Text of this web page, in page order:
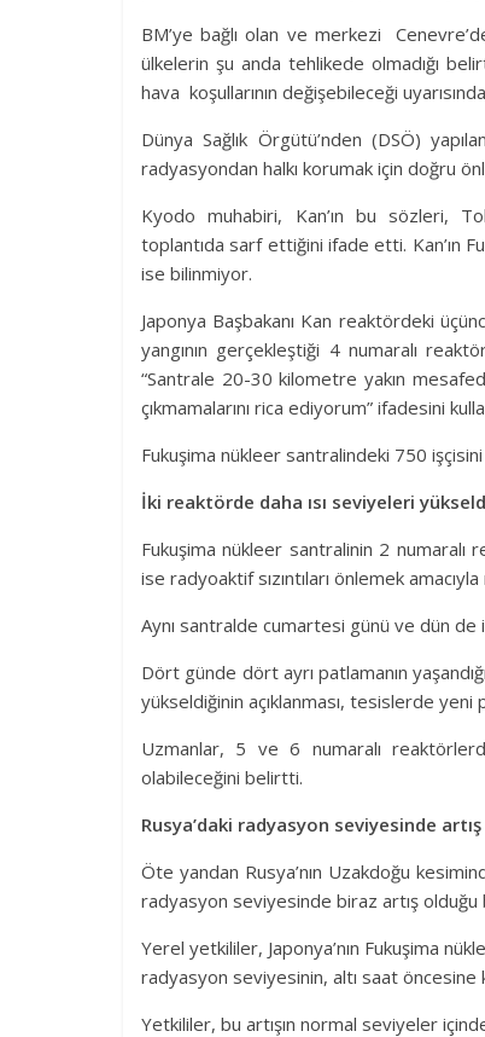
BM’ye bağlı olan ve merkezi
ülkelerin şu anda tehlikede olmadığı
hava koşullarının değişebileceği
Dünya Sağlık Örgütü’nden (DSÖ)
radyasyondan halkı korumak için doğru
Kyodo muhabiri, Kan’ın bu sözleri,
toplantıda sarf ettiğini ifade etti. Kan’ın
ise bilinmiyor.
Japonya Başbakanı Kan reaktördeki
yangının gerçekleştiği 4 numaralı
“Santrale 20-30 kilometre yakın
çıkmamalarını rica ediyorum” ifadesini
Fukuşima nükleer santralindeki 750 işçisini
İki reaktörde daha ısı seviyeleri
Fukuşima nükleer santralinin 2
ise radyoaktif sızıntıları önlemek
Aynı santralde cumartesi günü ve dün
Dört günde dört ayrı patlamanın
yükseldiğinin açıklanması, tesislerde
Uzmanlar, 5 ve 6 numaralı
olabileceğini belirtti.
Rusya’daki radyasyon seviyesinde artış
Öte yandan Rusya’nın Uzakdoğu
radyasyon seviyesinde biraz artış olduğu
Yerel yetkililer, Japonya’nın Fukuşima
radyasyon seviyesinin, altı saat
Yetkililer, bu artışın normal seviyeler